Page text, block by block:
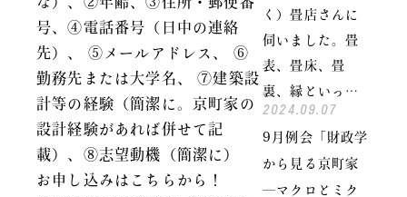
号、④電話番号（日中の連絡
先）、 ⑤メールアドレス、 ⑥
勤務先または大学名、 ⑦建築設
計等の経験（簡潔に。京町家の
設計経験があれば併せて記
載）、⑧志望動機（簡潔に）
お申し込みはこちらから！
く）畳店さんに
伺いました。畳
表、畳床、畳
裏、縁といっ…
2024.09.07
9月例会「財政学
から見る京町家
―マクロとミク